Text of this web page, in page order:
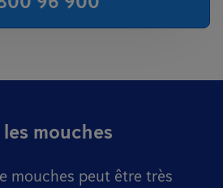
mouches
mouches peut être très